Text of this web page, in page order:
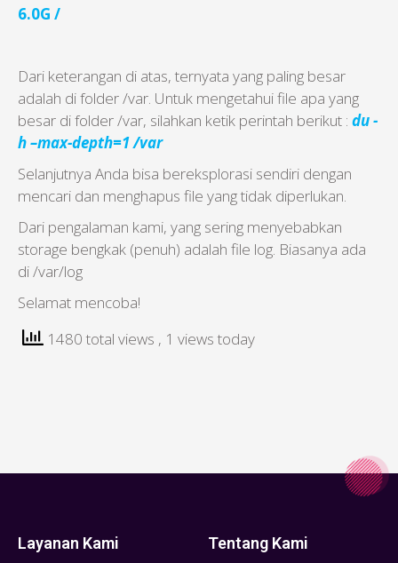
6.0G /
Dari keterangan di atas, ternyata yang paling besar
adalah di folder /var. Untuk mengetahui file apa yang
besar di folder /var, silahkan ketik perintah berikut : du -
h –max-depth=1 /var
Selanjutnya Anda bisa bereksplorasi sendiri dengan
mencari dan menghapus file yang tidak diperlukan.
Dari pengalaman kami, yang sering menyebabkan
storage bengkak (penuh) adalah file log. Biasanya ada
di /var/log
Selamat mencoba!
1480 total views , 1 views today
Layanan Kami Tentang Kami